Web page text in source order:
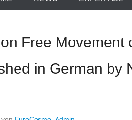
Free Movement
in German by